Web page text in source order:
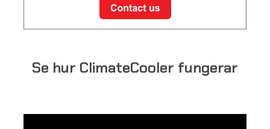
Se hur ClimateCooler fungerar